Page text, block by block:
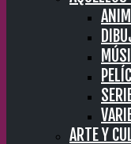
ARTE Y